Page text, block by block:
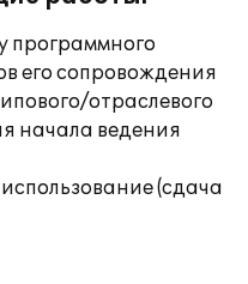
программного
его сопровождения
отраслевого
начала ведения
(сдача